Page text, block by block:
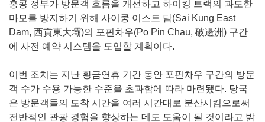
홍콩 정부가 방문객 흐름을 개선하고 하이킹 트랙의 과도한
마모를 방지하기 위해 사이쿵 이스트 담(Sai Kung East
Dam, 西貢東大壩)의 포핀차우(Po Pin Chau, 破邊洲) 구간
에 사전 예약 시스템을 도입할 계획이다.
이번 조치는 지난 황금연휴 기간 동안 포핀차우 구간의 방문
객 수가 수용 가능한 수준을 초과함에 따라 마련됐다. 당국
은 방문객들의 도착 시간을 여러 시간대로 분산시킴으로써
전반적인 관광 경험을 향상하는 데도 도움이 될 것이라고 밝